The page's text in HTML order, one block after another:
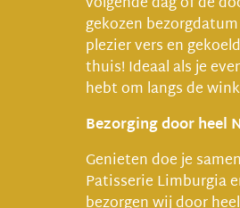
gekozen
plezier vers en
thuis! Ideaal als je
hebt om langs de
Bezorging door heel
Genieten doe je
Patisserie Limburgia